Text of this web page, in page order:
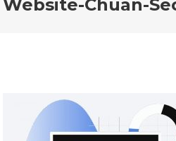
Website-Chuan-